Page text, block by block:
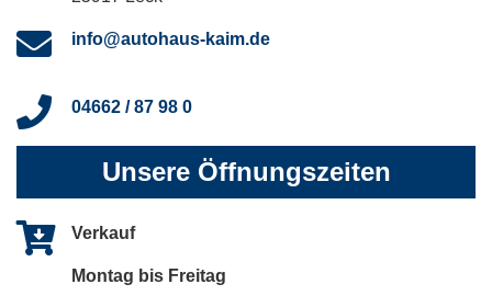
info@autohaus-kaim.de
04662 / 87 98 0
Unsere Öffnungszeiten
Verkauf
Montag bis Freitag